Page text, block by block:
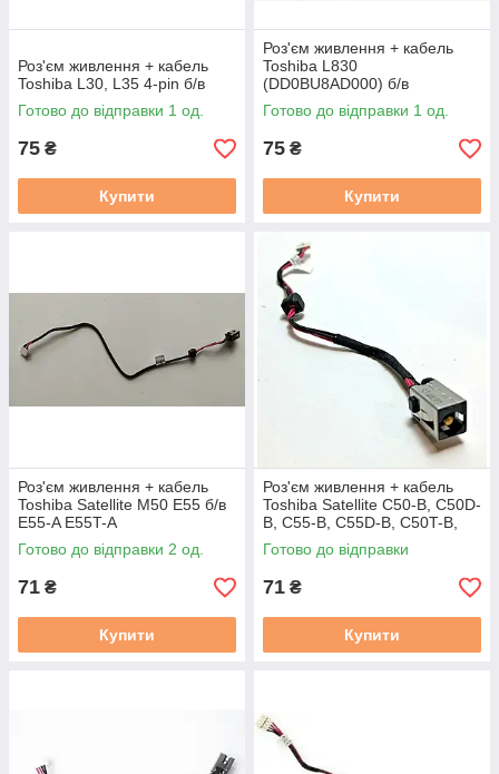
Роз'єм живлення + кабель
Toshiba L30, L35 4-pin б/в
Готово до відправки 1 од.
75 ₴
Купити
Роз'єм живлення + кабель
Toshiba L830
(DD0BU8AD000) б/в
Готово до відправки 1 од.
75 ₴
Купити
Роз'єм живлення + кабель
Toshiba Satellite M50 E55 б/в
E55-A E55T-A
Готово до відправки 2 од.
71 ₴
Купити
Роз'єм живлення + кабель
Toshiba Satellite C50-B, C50D-
B, C55-B, C55D-B, C50T-B,
C55T-B (DC30100QU00) б/в
Готово до відправки
71 ₴
Купити